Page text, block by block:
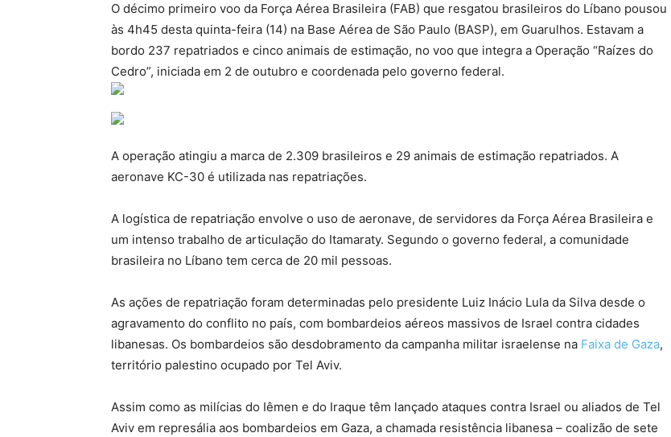
O décimo primeiro voo da Força Aérea Brasileira (FAB) que resgatou brasileiros do Líbano pousou
às 4h45 desta quinta-feira (14) na Base Aérea de São Paulo (BASP), em Guarulhos. Estavam a
bordo 237 repatriados e cinco animais de estimação, no voo que integra a Operação “Raízes do
Cedro”, iniciada em 2 de outubro e coordenada pelo governo federal.
A operação atingiu a marca de 2.309 brasileiros e 29 animais de estimação repatriados. A
aeronave KC-30 é utilizada nas repatriações.
A logística de repatriação envolve o uso de aeronave, de servidores da Força Aérea Brasileira e
um intenso trabalho de articulação do Itamaraty. Segundo o governo federal, a comunidade
brasileira no Líbano tem cerca de 20 mil pessoas.
As ações de repatriação foram determinadas pelo presidente Luiz Inácio Lula da Silva desde o
agravamento do conflito no país, com bombardeios aéreos massivos de Israel contra cidades
libanesas. Os bombardeios são desdobramento da campanha militar israelense na Faixa de Gaza,
território palestino ocupado por Tel Aviv.
Assim como as milícias do Iêmen e do Iraque têm lançado ataques contra Israel ou aliados de Tel
Aviv em represália aos bombardeios em Gaza, a chamada resistência libanesa – coalizão de sete